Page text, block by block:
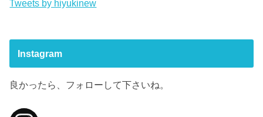
Tweets by hiyukinew
Instagram
良かったら、フォローして下さいね。